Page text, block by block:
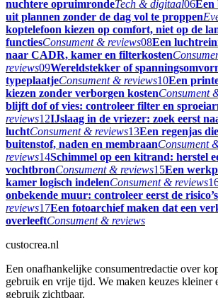
nuchtere opruimrondeTech & digitaal06Een
uit plannen zonder de dag vol te proppen
koptelefoon kiezen op comfort, niet op de
functiesConsument & reviews08Een
naar CADR, kamer en filterkosten
reviews09Wereldstekker of
typeplaatjeConsument & reviews10Een
kiezen zonder verborgen kostenConsument
blijft dof of vies: controleer filter en
reviews12IJslaag in de vriezer: zoek eerst
luchtConsument & reviews13Een regenjas
buitenstof, naden en membraanConsument
reviews14Schimmel op een kitrand: herstel
vochtbronConsument & reviews15Een
kamer logisch indelenConsument & reviews
onbekende muur: controleer eerst de risico’s
reviews17Een fotoarchief maken dat een
overleeftConsument & reviews
custocrea.nl
Een onafhankelijke consumentredactie over
gebruik en vrije tijd. We maken keuzes kleiner
gebruik zichtbaar.